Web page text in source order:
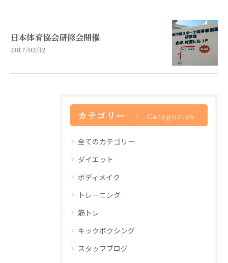
日本体育協会研修会開催
2017/02/12
カテゴリー Categories
全てのカテゴリー
ダイエット
ボディメイク
トレーニング
筋トレ
キックボクシング
スタッフブログ